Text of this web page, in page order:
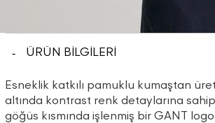
ÜRÜN BİLGİLERİ
Esneklik katkılı pamuklu kumaştan
altında kontrast renk detaylarına
göğüs kısmında işlenmiş bir GANT